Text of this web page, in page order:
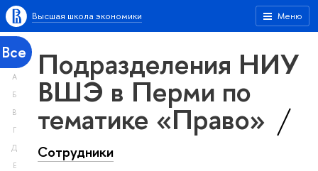
Меню
Высшая школа экономики
Все
А
Б
В
Г
Д
Е
Подразделения НИУ
ВШЭ в Перми по
тематике «Право»
Сотрудники